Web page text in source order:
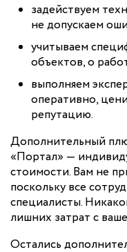
задействуем
не допускаем
учитываем
объектов, о
выполняем
оперативно,
репутацию.
Дополнительный
«Портал» —
стоимости. Вам не
поскольку все
специалисты.
лишних затрат с
Остались